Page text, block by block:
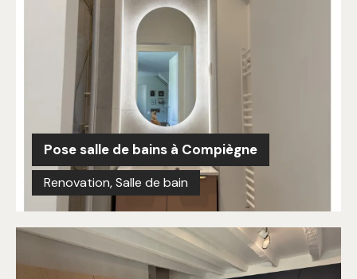
Pose salle de bains à Compiègne
Renovation,Salle de bain